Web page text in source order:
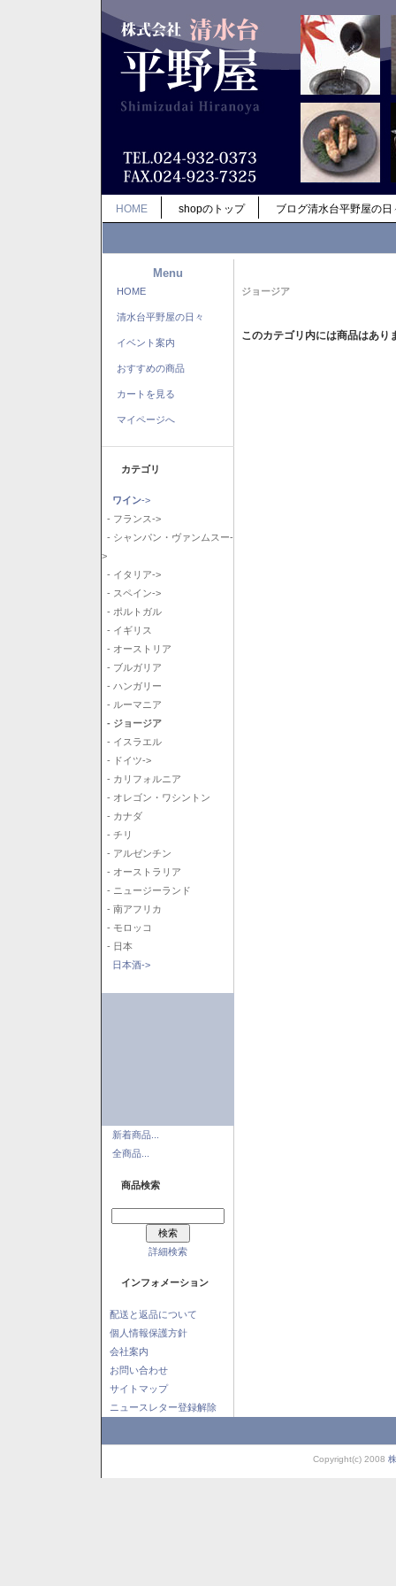
HOME shopのトップ ブログ清水台平野屋の日
Menu
HOME
清水台平野屋の日々
イベント案内
おすすめの商品
カートを見る
マイページへ
カテゴリ
ワイン->
- フランス->
- シャンパン・ヴァンムスー-
>
- イタリア->
- スペイン->
- ポルトガル
- イギリス
- オーストリア
- ブルガリア
- ハンガリー
- ルーマニア
- ジョージア
- イスラエル
- ドイツ->
- カリフォルニア
- オレゴン・ワシントン
- カナダ
- チリ
- アルゼンチン
- オーストラリア
- ニュージーランド
- 南アフリカ
- モロッコ
- 日本
日本酒->
新着商品...
全商品...
商品検索
詳細検索
インフォメーション
配送と返品について
個人情報保護方針
会社案内
お問い合わせ
サイトマップ
ニュースレター登録解除
ジョージア
このカテゴリ内には商品はあり
Copyright(c) 2008